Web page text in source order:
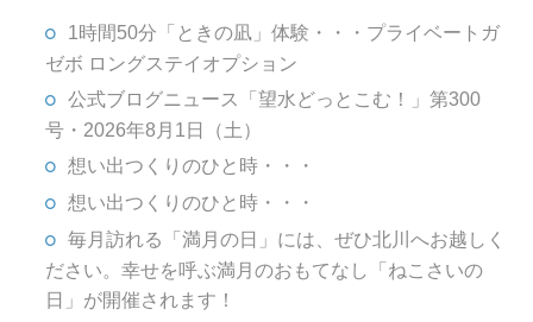
1時間50分「ときの凪」体験・・・プライベートガ
ゼボ ロングステイオプション
公式ブログニュース「望水どっとこむ！」第300
号・2026年8月1日（土）
想い出つくりのひと時・・・
想い出つくりのひと時・・・
毎月訪れる「満月の日」には、ぜひ北川へお越しく
ださい。幸せを呼ぶ満月のおもてなし「ねこさいの
日」が開催されます！